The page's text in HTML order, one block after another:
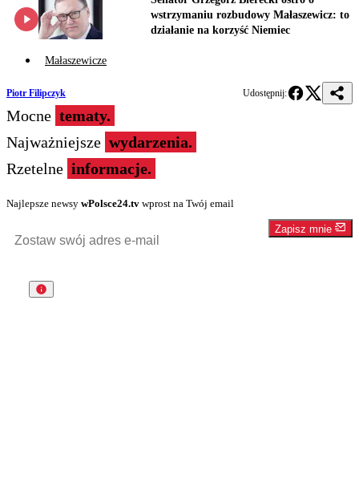
wstrzymaniu rozbudowy Małaszewicz: to
działanie na korzyść Niemiec
Małaszewicze
Piotr Filipczyk Udostępnij:
Mocne tematy.
Najważniejsze wydarzenia.
Rzetelne informacje.
Najlepsze newsy wPolsce24.tv wprost na Twój email
Zapisz mnie